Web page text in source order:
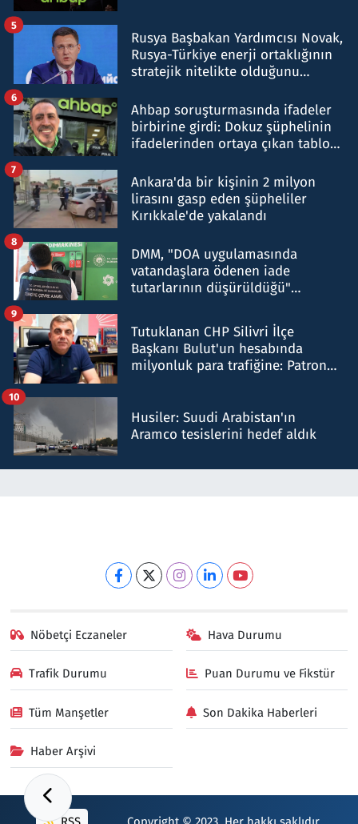
Rusya Başbakan Yardımcısı Novak,
Rusya-Türkiye enerji ortaklığının
stratejik nitelikte olduğunu
5
Ahbap soruşturmasında ifadeler
birbirine girdi: Dokuz şüphelinin
ifadelerinden ortaya çıkan tablo
6
Ankara'da bir kişinin 2 milyon
lirasını gasp eden şüpheliler
Kırıkkale'de yakalandı
7
DMM, "DOA uygulamasında
vatandaşlara ödenen iade
tutarlarının düşürüldüğü"
8
Tutuklanan CHP Silivri İlçe
Başkanı Bulut'un hesabında
milyonluk para trafiğine: Patron
9
Husiler: Suudi Arabistan'ın
Aramco tesislerini hedef aldık
10
Nöbetçi Eczaneler Hava Durumu
Trafik Durumu Puan Durumu ve Fikstür
Tüm Manşetler Son Dakika Haberleri
Haber Arşivi